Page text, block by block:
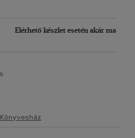
Elérhető készlet esetén akár ma